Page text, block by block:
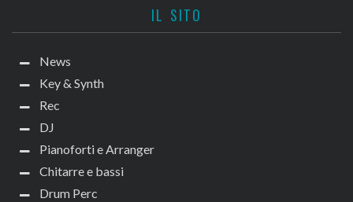
IL SITO
News
Key & Synth
Rec
DJ
Pianoforti e Arranger
Chitarre e bassi
Drum Perc